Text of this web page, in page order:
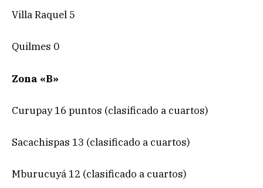
Villa Raquel 5
Quilmes 0
Zona «B»
Curupay 16 puntos (clasificado a cuartos)
Sacachispas 13 (clasificado a cuartos)
Mburucuyá 12 (clasificado a cuartos)